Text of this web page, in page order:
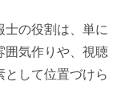
士の役割は、単に
囲気作りや、視聴
として位置づけら